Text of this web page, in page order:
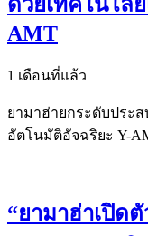
ด้วยเทคโนโล
AMT
1 เดือนที่แล้ว
ยามาฮ่ายกระดับประ
อัตโนมัติอัจฉริยะ Y-
“ยามาฮ่าเปิด